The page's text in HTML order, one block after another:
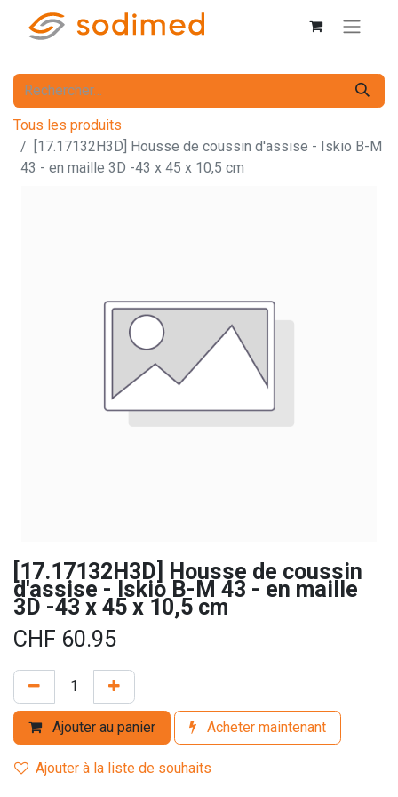
Tous les produits
[17.17132H3D] Housse de coussin d'assise - Iskio B-M
43 - en maille 3D -43 x 45 x 10,5 cm
[17.17132H3D] Housse de coussin
d'assise - Iskio B-M 43 - en maille
3D -43 x 45 x 10,5 cm
CHF 60.95
Ajouter au panier Acheter maintenant
Ajouter à la liste de souhaits